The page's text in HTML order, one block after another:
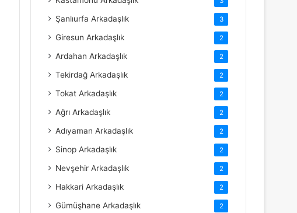
Şanlıurfa Arkadaşlık 3
Giresun Arkadaşlık 2
Ardahan Arkadaşlık 2
Tekirdağ Arkadaşlık 2
Tokat Arkadaşlık 2
Ağrı Arkadaşlık 2
Adıyaman Arkadaşlık 2
Sinop Arkadaşlık 2
Nevşehir Arkadaşlık 2
Hakkari Arkadaşlık 2
Gümüşhane Arkadaşlık 2